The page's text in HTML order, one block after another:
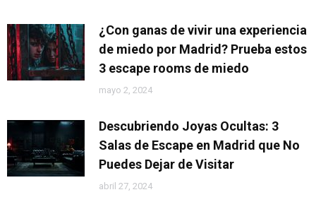
¿Con ganas de vivir una experiencia
de miedo por Madrid? Prueba estos
3 escape rooms de miedo
mayo 2, 2024
Descubriendo Joyas Ocultas: 3
Salas de Escape en Madrid que No
Puedes Dejar de Visitar
abril 27, 2024